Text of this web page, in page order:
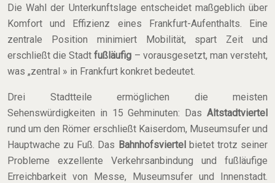
Die Wahl der Unterkunftslage entscheidet maßgeblich über
Komfort und Effizienz eines Frankfurt-Aufenthalts. Eine
zentrale Position minimiert Mobilität, spart Zeit und
erschließt die Stadtfußläufig – vorausgesetzt, man versteht,
was „zentral » in Frankfurt konkret bedeutet.
Drei Stadtteile ermöglichen die meisten
Sehenswürdigkeiten in 15 Gehminuten: Das Altstadtviertel
rund um den Römer erschließt Kaiserdom, Museumsufer und
Hauptwache zu Fuß. Das Bahnhofsviertelbietet trotz seiner
Probleme exzellente Verkehrsanbindung und fußläufige
Erreichbarkeit von Messe, Museumsufer und Innenstadt.